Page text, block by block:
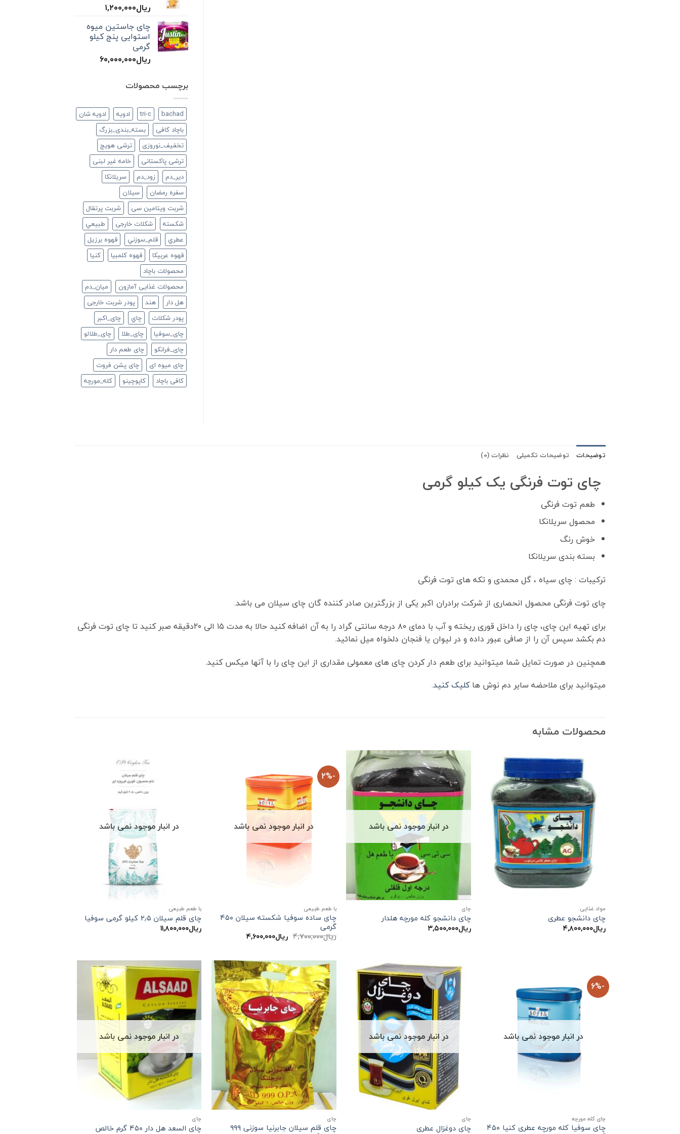
ریال۱,۲۰۰,۰۰۰
چای جاستین میوه
استوایی پنج کیلو
گرمی
ریال۶۰,۰۰۰,۰۰۰
برچسب محصولات
bachad
tri-c ادویه
ادویه شان
باچاد کافی
بسته_بندی_بزرگ
تخفیف_نوروزی
ترشی هویج
ترشی پاکستانی
خامه غیر لبنی
دير_دم
زود_دم
سريلانكا
سفره رمضان
سيلان
شربت ویتامین سی
شربت پرتقال
شكسته
شکلات خارجی
طبيعي
عطري
قلم_سوزني
قهوه برزیل
قهوه عربیکا
قهوه کلمبیا
كنيا
محصولات باچاد
محصولات غذایی آمازون
ميان_دم
هل دار
هند
پودر شربت خارجی
پودر شکلات
چاي
چای_اکبر
چای_سوفیا
چای_طلا
چای_طلالو
چای_فرانكو
چای طعم دار
چای میوه ای
چای پشن فروت
کافی باچاد
کاپوچینو کله_مورچه
توضیحات توضیحات تکمیلی نظرات (0)
چای توت فرنگی یک کیلو گرمی
طعم توت فرنگی
محصول سریلانکا
خوش رنگ
بسته بندی سریلانکا
ترکیبات : چای سیاه ، گل محمدی و تکه های توت فرنگی
چای توت فرنگی محصول انحصاری از شرکت برادران اکبر یکی از بزرگترین صادر کننده گان چای سیلان می باشد.
برای تهیه این چای، چای را داخل قوری ریخته و آب با دمای ۸۰ درجه سانتی گراد را به آن اضافه کنید حالا به مدت ۱۵ الی ۲۰دقیقه صبر کنید تا چای توت فرنگی
دم بکشد سپس آن را از صافی عبور داده و در لیوان یا فنجان دلخواه میل نمائید.
همچنین در صورت تمایل شما میتوانید برای طعم دار کردن چای های معمولی مقداری از این چای را با آنها میکس کنید.
میتوانید برای ملاحضه سایر دم نوش هاکلیک کنید.
محصولات مشابه
مواد غذایی
چای دانشجو عطری
ریال۴,۸۰۰,۰۰۰
در انبار موجود نمی باشد
چاي
چای دانشجو کله مورچه هلدار
ریال۳,۵۰۰,۰۰۰
-2%
در انبار موجود نمی باشد
با طعم طبیعی
چای ساده سوفیا شکسته سیلان ۴۵۰
گرمی
ریال۴,۷۰۰,۰۰۰ قیمت
اصلی:
بود.
ریال۴,۶۰۰,۰۰۰قیمت
فعلی:
در انبار موجود نمی باشد
با طعم طبیعی
چای قلم سیلان ۲٫۵ کیلو گرمی سوفیا
ریال۱۱,۸۰۰,۰۰۰
-6%
در انبار موجود نمی باشد
چای کله مورچه
چای سوفیا کله مورچه عطری کنیا ۴۵۰
در انبار موجود نمی باشد
چاي
چای دوغزال عطری
چاي
چای قلم سیلان جابرنیا سوزنی ۹۹۹
در انبار موجود نمی باشد
چاي
چای السعد هل دار ۴۵۰ گرم خالص